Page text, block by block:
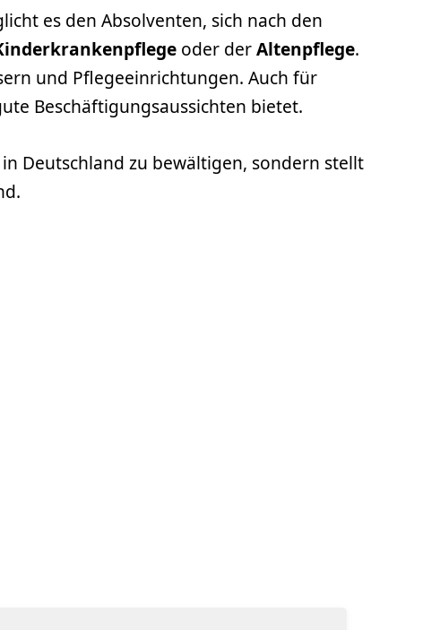
es den Absolventen, sich nach den
oder derAltenpflege.
und Pflegeeinrichtungen. Auch für
Beschäftigungsaussichten bietet.
Deutschland zu bewältigen, sondern stellt